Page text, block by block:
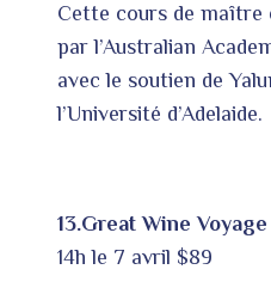
Cette cours de maître
par l’Australian
avec le soutien de
l’Université d’Adelaide.
13.Great Wine Voyage
14h le 7 avril $89